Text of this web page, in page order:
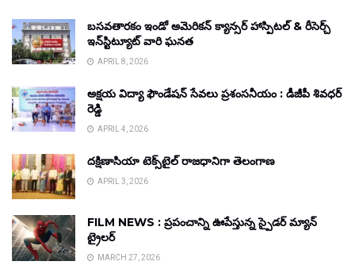
బసవతారకం ఇండో అమెరికన్ క్యాన్సర్ హాస్పిటల్ & రీసెర్చ్
ఇన్‌స్టిట్యూట్ వారి ఘనత
APRIL 8, 2026
అక్షయ విద్యా ఫౌండేషన్ సేవలు ప్రశంసనీయం : డీజీపీ శివధర్
రెడ్డి
APRIL 4, 2026
దక్షిణాసియా టెక్స్‌టైల్ రాజధానిగా తెలంగాణ
APRIL 3, 2026
FILM NEWS : ప్రపంచాన్ని ఊపేస్తున్న స్పైడర్ మ్యాన్
ట్రైలర్
MARCH 27, 2026